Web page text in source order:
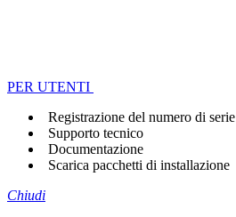
PER UTENTI
Registrazione del numero di serie
Supporto tecnico
Documentazione
Scarica pacchetti di installazione
Chiudi